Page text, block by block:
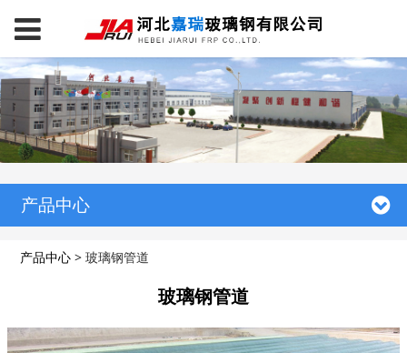
产品中心
产品中心> 玻璃钢管道
玻璃钢管道